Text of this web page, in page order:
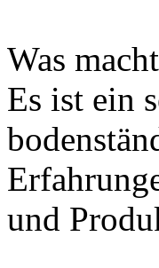
Was macht
Es ist ein
und